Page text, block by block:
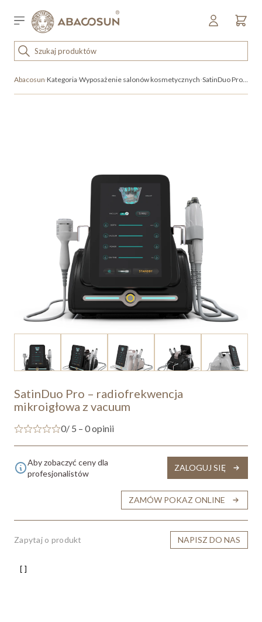
Sklep detaliczny
OUTLET
KOSMETYKI
Abacosun Kategoria Wyposażenie salonów kosmetycznych SatinDuo Pro – radiofrekwencja mikroigłowa z vacuum
SatinDuo Pro – radiofrekwencja
mikroigłowa z vacuum
0/ 5 – 0 opinii
Aby zobaczyć ceny dla
profesjonalistów
ZALOGUJ SIĘ
ZAMÓW POKAZ ONLINE
Zapytaj o produkt NAPISZ DO NAS